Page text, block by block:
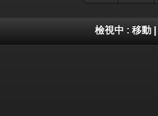
檢視中 : 移動|